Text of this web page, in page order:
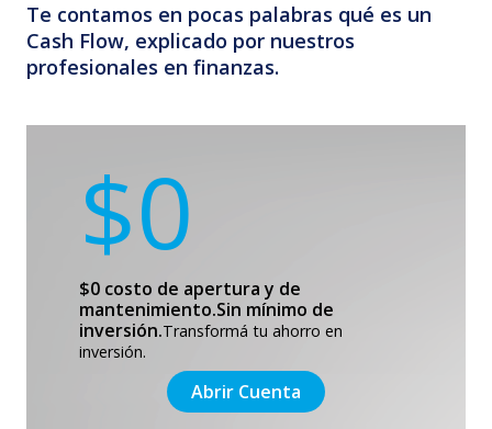
Te contamos en pocas palabras qué es un
Cash Flow, explicado por nuestros
profesionales en finanzas.
$0
$0 costo de apertura y de
mantenimiento.Sin mínimo de
inversión.Transformá tu ahorro en
inversión.
Abrir Cuenta